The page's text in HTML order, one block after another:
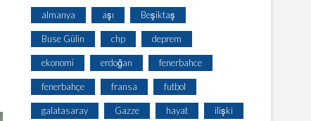
almanya aşı Beşiktaş
Buse Gülin chp deprem
ekonomi erdoğan fenerbahce
fenerbahçe fransa futbol
galatasaray Gazze hayat ilişki